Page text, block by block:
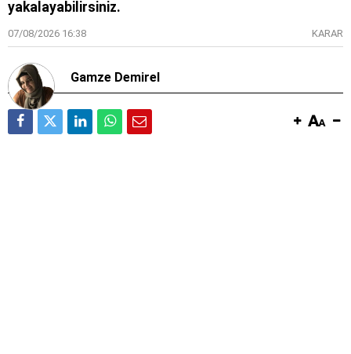
yakalayabilirsiniz.
07/08/2026 16:38 KARAR
Gamze Demirel